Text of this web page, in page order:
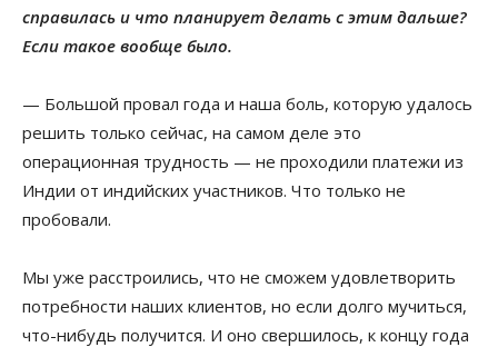
справилась и что планирует делать с этим дальше?
Если такое вообще было.
— Большой провал года и наша боль, которую удалось
решить только сейчас, на самом деле это
операционная трудность — не проходили платежи из
Индии от индийских участников. Что только не
пробовали.
Мы уже расстроились, что не сможем удовлетворить
потребности наших клиентов, но если долго мучиться,
что-нибудь получится. И оно свершилось, к концу года